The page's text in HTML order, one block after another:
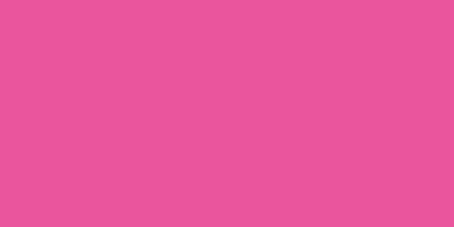
karena cocok digunakan pada berbagai jenis acara seperti pasar malam. Area seperti ini biasanya ramai
usaha permainan inflatable.
perhatian pengunjung karena memiliki tampilan visual yang besar dan mencolok. Anak-anak
menggunakan desain kastil. Hal inilah yang membuat usaha playground inflatable terus berkembang
pilihan karena lebih mudah dipasang dan tidak membutuhkan area terlalu besar. Sedangkan untuk event
jasa pengiriman luar kota yang disesuaikan dengan ukuran produk. Setiap inflatable dipacking
dapat dikirim bersamaan. Kami juga membantu dalam proses pemilihan ekspedisi agar produk dapat